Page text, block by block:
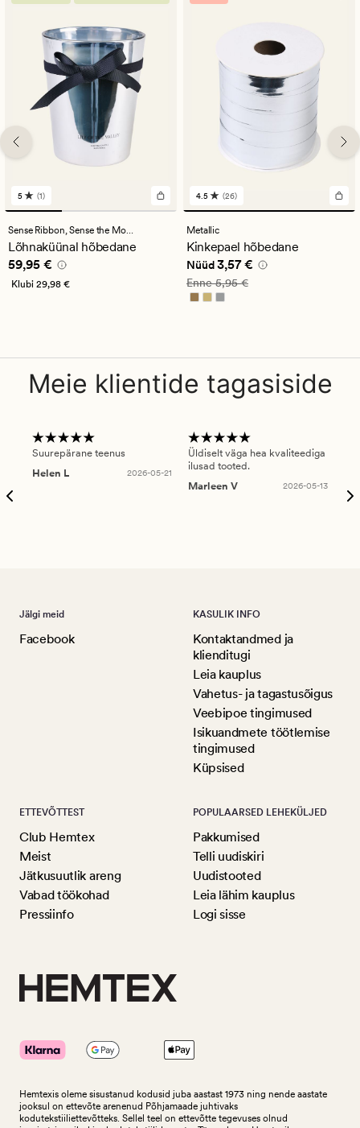
1
arvustust
keskmise
hinnanguga
5
5 (1)
Sense Ribbon,Sense the Moment
Lõhnaküünal hõbedane
Pris_ee 59,95 €
59,95 €
Klubi 29,98 €
26
arvustust
keskmise
hinnanguga
4.5
4.5 (26)
Metallic
Kinkepael hõbedane
Nåværende pris_ee
Nüüd3,57 €
Vanlig pris_ee
Enne5,95 €
Meie klientide tagasiside
Suurepärane teenus
Helen L
2026-05-21
Üldiselt väga hea kvaliteediga
ilusad tooted.
Marleen V
2026-05-13
Jälgi meid
Facebook
KASULIK INFO
Kontaktandmed ja
klienditugi
Leia kauplus
Vahetus- ja tagastusõigus
Veebipoe tingimused
Isikuandmete töötlemise
tingimused
Küpsised
ETTEVÕTTEST
Club Hemtex
Meist
Jätkusuutlik areng
Vabad töökohad
Pressiinfo
POPULAARSED LEHEKÜLJED
Pakkumised
Telli uudiskiri
Uudistooted
Leia lähim kauplus
Logi sisse
Hemtexis oleme sisustanud kodusid juba aastast 1973 ning nende aastate
jooksul on ettevõte arenenud Põhjamaade juhtivaks
kodutekstiiliettevõtteks. Sellel teel on ettevõtte tegevuses olnud